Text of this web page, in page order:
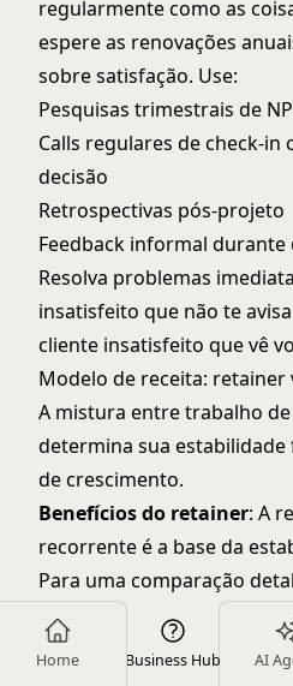
Home Business Hub AI
regularmente como as
espere as renovações
sobre satisfação. Use:
Pesquisas trimestrais de
Calls regulares de check-
decisão
Retrospectivas pós-projeto
Feedback informal durante
Resolva problemas
insatisfeito que não te
cliente insatisfeito que vê
Modelo de receita: retainer
A mistura entre trabalho
determina sua
de crescimento.
Benefícios do retainer: A
recorrente é a base da
Para uma comparação
completo de
modelos
Fluxo de caixa previsível